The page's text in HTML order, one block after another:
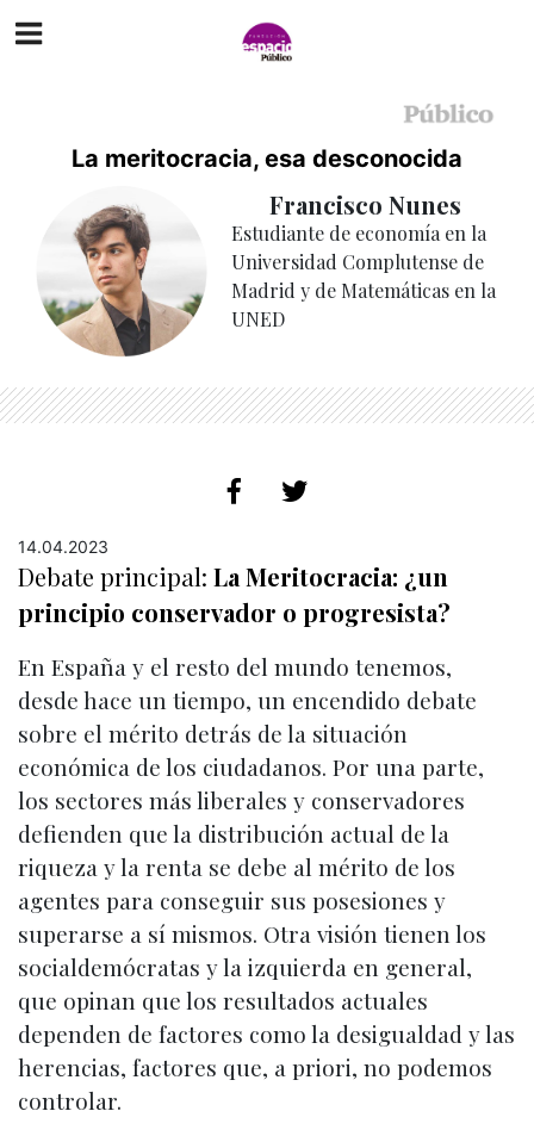
La meritocracia, esa desconocida
Francisco Nunes
Estudiante de economía en la
Universidad Complutense de
Madrid y de Matemáticas en la
UNED
14.04.2023
Debate principal: La Meritocracia: ¿un
principio conservador o progresista?
En España y el resto del mundo tenemos,
desde hace un tiempo, un encendido debate
sobre el mérito detrás de la situación
económica de los ciudadanos. Por una parte,
los sectores más liberales y conservadores
defienden que la distribución actual de la
riqueza y la renta se debe al mérito de los
agentes para conseguir sus posesiones y
superarse a sí mismos. Otra visión tienen los
socialdemócratas y la izquierda en general,
que opinan que los resultados actuales
dependen de factores como la desigualdad y las
herencias, factores que, a priori, no podemos
controlar.